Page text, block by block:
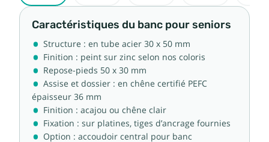
Caractéristiques du banc pour seniors
Structure : en tube acier 30 x 50 mm
Finition : peint sur zinc selon nos coloris
Repose-pieds 50 x 30 mm
Assise et dossier : en chêne certifié PEFC
épaisseur 36 mm
Finition : acajou ou chêne clair
Fixation : sur platines, tiges d’ancrage fournies
Option : accoudoir central pour banc